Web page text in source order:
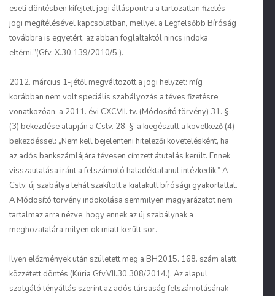
eseti döntésben kifejtett jogi álláspontra a tartozatlan fizetés
jogi megítélésével kapcsolatban, mellyel a Legfelsőbb Bíróság
továbbra is egyetért, az abban foglaltaktól nincs indoka
eltérni.”(Gfv. X.30.139/2010/5.).
2012. március 1-jétől megváltozott a jogi helyzet: míg
korábban nem volt speciális szabályozás a téves fizetésre
vonatkozóan, a 2011. évi CXCVII. tv. (Módosító törvény) 31. §
(3) bekezdése alapján a Cstv. 28. §-a kiegészült a következő (4)
bekezdéssel: „Nem kell bejelenteni hitelezői követelésként, ha
az adós bankszámlájára tévesen címzett átutalás került. Ennek
visszautalása iránt a felszámoló haladéktalanul intézkedik.” A
Cstv. új szabálya tehát szakított a kialakult bírósági gyakorlattal.
A Módosító törvény indokolása semmilyen magyarázatot nem
tartalmaz arra nézve, hogy ennek az új szabálynak a
meghozatalára milyen ok miatt került sor.
Ilyen előzmények után született meg a BH2015. 168. szám alatt
közzétett döntés (Kúria Gfv.VII.30.308/2014.). Az alapul
szolgáló tényállás szerint az adós társaság felszámolásának